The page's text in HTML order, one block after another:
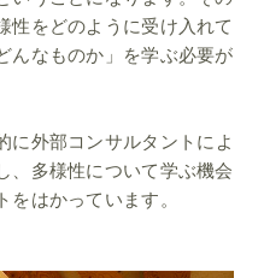
性をどのように受け入れて
んなものか」を学ぶ必要が
に外部コンサルタントによ
、多様性について学ぶ機会
はかっています。